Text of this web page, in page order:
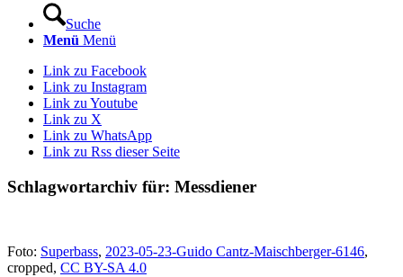
Suche
Menü Menü
Link zu Facebook
Link zu Instagram
Link zu Youtube
Link zu X
Link zu WhatsApp
Link zu Rss dieser Seite
Schlagwortarchiv für: Messdiener
Foto: Superbass, 2023-05-23-Guido Cantz-Maischberger-6146,
cropped, CC BY-SA 4.0